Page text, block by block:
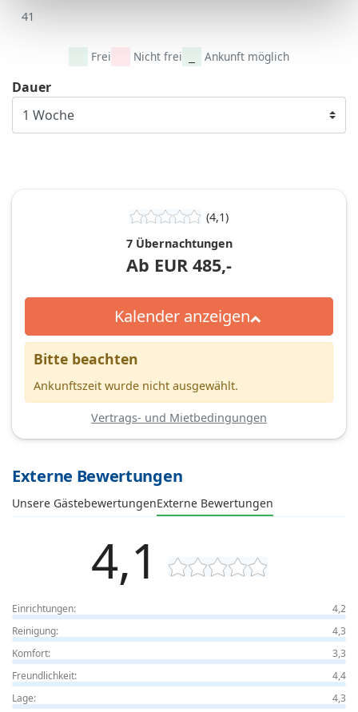
41
Frei Nicht frei Ankunft möglich
Dauer
(4,1)
7 Übernachtungen
Ab EUR 485,-
Kalender anzeigen
Bitte beachten
Ankunftszeit wurde nicht ausgewählt.
Vertrags- und Mietbedingungen
Externe Bewertungen
Unsere GästebewertungenExterne Bewertungen
4,1
Einrichtungen:
4,2
Reinigung:
4,3
Komfort:
3,3
Freundlichkeit:
4,4
Lage:
4,3